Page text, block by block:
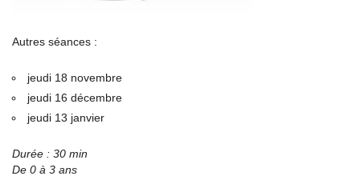
Autres séances :
jeudi 18 novembre
jeudi 16 décembre
jeudi 13 janvier
Durée : 30 min
De 0 à 3 ans